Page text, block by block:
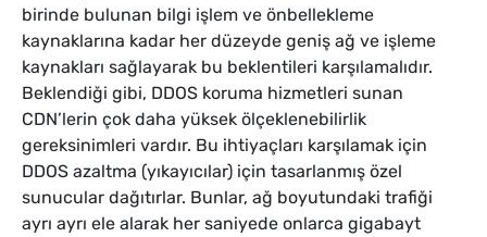
birinde bulunan bilgi işlem ve önbellekleme
kaynaklarına kadar her düzeyde geniş ağ ve işleme
kaynakları sağlayarak bu beklentileri karşılamalıdır.
Beklendiği gibi, DDOS koruma hizmetleri sunan
CDN’lerin çok daha yüksek ölçeklenebilirlik
gereksinimleri vardır. Bu ihtiyaçları karşılamak için
DDOS azaltma (yıkayıcılar) için tasarlanmış özel
sunucular dağıtırlar. Bunlar, ağ boyutundaki trafiği
ayrı ayrı ele alarak her saniyede onlarca gigabayt